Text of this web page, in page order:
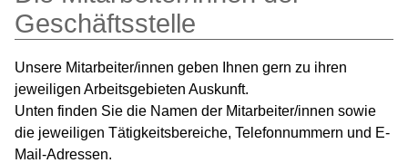
Geschäftsstelle
Unsere Mitarbeiter/innen geben Ihnen gern zu ihren
jeweiligen Arbeitsgebieten Auskunft.
Unten finden Sie die Namen der Mitarbeiter/innen sowie
die jeweiligen Tätigkeitsbereiche, Telefonnummern und E-
Mail-Adressen.